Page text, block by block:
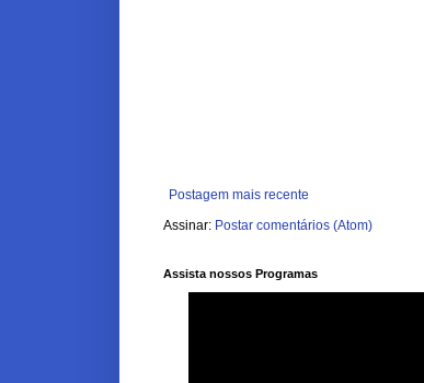
Postagem mais recente
Assinar: Postar comentários (Atom)
Assista nossos Programas